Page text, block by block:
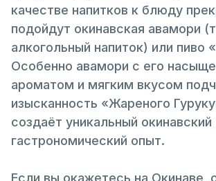
качестве напитков к блюду
подойдут окинавская авамори
алкогольный напиток) или пиво
Особенно авамори с его
ароматом и мягким вкусом
изысканность «Жареного
создаёт уникальный окинавский
гастрономический опыт.
Если вы окажетесь на Окинаве,